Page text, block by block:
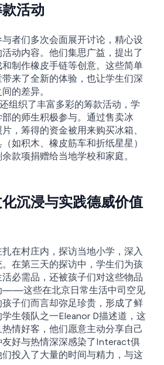
活动
者们多次会面展开讨论，精心设
动内容。他们集思广益，提出了
制作橡皮手链等创意。这些简单
来了全新的体验，也让学生们深
的差异。
组织了丰富多彩的筹款活动，学
的师生积极参与。通过售卖冰
，筹得的资金被用来购买冰箱、
如积木、橡皮筋车和折纸星星）
款项捐赠给当地学校和家庭。
沉浸与实践德威价值
在村庄内，探访当地小学，深入
在第三天的探访中，学生们为孩
必需品，还被孩子们对这些物品
——这些在北京日常生活中司空见
子们而言却弥足珍贵，形成了鲜
生领队之一Eleanor D描述道，这
情好客，他们愿意主动分享自己
友好与热情深深感染了Interact俱
投入了大量的时间与精力，与这